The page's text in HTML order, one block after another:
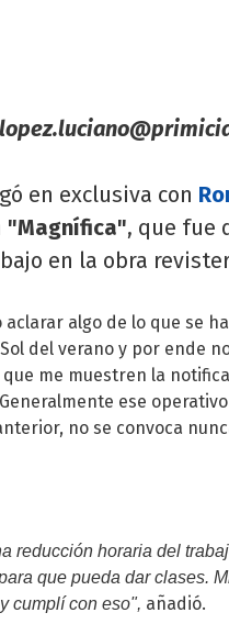
en exclusiva con
"Magnífica", que fue
en la obra
algo de lo que se
del verano y por ende
me muestren la
ese
no se convoca
reducción horaria del
que pueda dar clases.
cumplí con eso", añadió.